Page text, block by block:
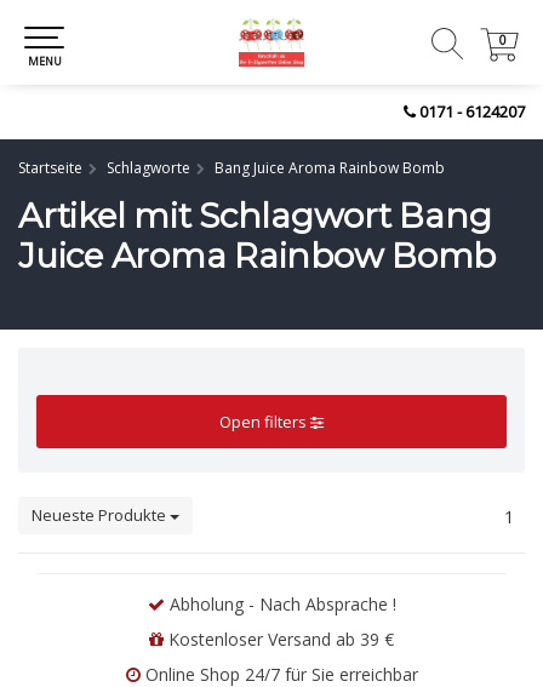
0171 - 6124207
0
0
MENU
Startseite Schlagworte Bang Juice Aroma Rainbow Bomb
Artikel mit Schlagwort Bang
Juice Aroma Rainbow Bomb
Open filters
Neueste Produkte 1
Abholung - Nach Absprache !
Kostenloser Versand ab 39 €
Online Shop 24/7 für Sie erreichbar